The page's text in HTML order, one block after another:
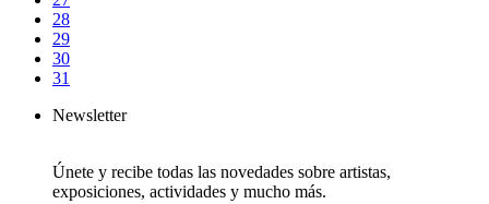
28
29
30
31
Newsletter
Únete y recibe todas las novedades sobre artistas,
exposiciones, actividades y mucho más.